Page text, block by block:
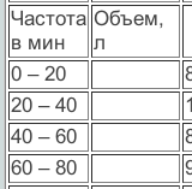
Частота
в мин
Объем,
л
0 – 20
20 – 40
40 – 60
60 – 80